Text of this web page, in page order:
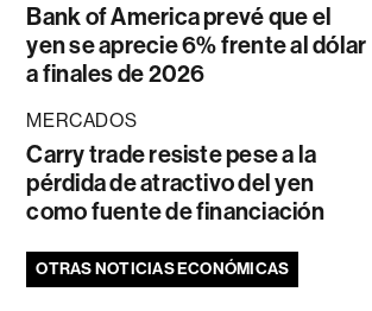
Bank of America prevé que el
yen se aprecie 6% frente al dólar
a finales de 2026
MERCADOS
Carry trade resiste pese a la
pérdida de atractivo del yen
como fuente de financiación
OTRAS NOTICIAS ECONÓMICAS